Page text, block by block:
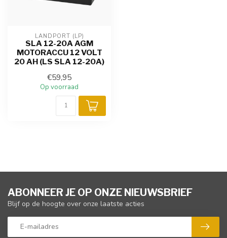
LANDPORT (LP)
SLA 12-20A AGM
MOTORACCU 12 VOLT
20 AH (LS SLA 12-20A)
€59,95
Op voorraad
ABONNEER JE OP ONZE NIEUWSBRIEF
Blijf op de hoogte over onze laatste acties